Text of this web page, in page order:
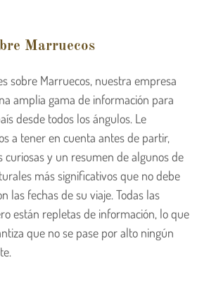
Marruecos
sobre Marruecos, nuestra empresa
amplia gama de información para
desde todos los ángulos. Le
a tener en cuenta antes de partir,
curiosas y un resumen de algunos de
más significativos que no debe
las fechas de su viaje. Todas las
están repletas de información, lo que
que no se pase por alto ningún